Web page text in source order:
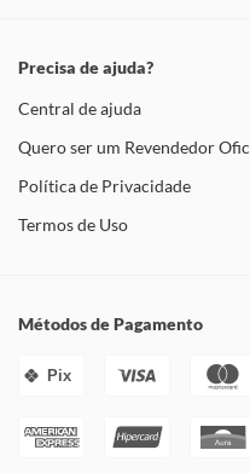
Precisa de ajuda?
Central de ajuda
Quero ser um Revendedor
Política de Privacidade
Termos de Uso
Métodos de Pagamento
Pix